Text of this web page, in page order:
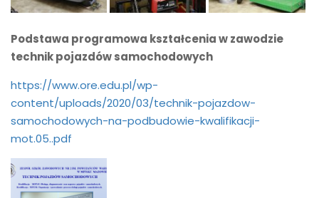
Podstawa programowa kształcenia w zawodzie
technik pojazdów samochodowych
https://www.ore.edu.pl/wp-
content/uploads/2020/03/technik-pojazdow-
samochodowych-na-podbudowie-kwalifikacji-
mot.05..pdf